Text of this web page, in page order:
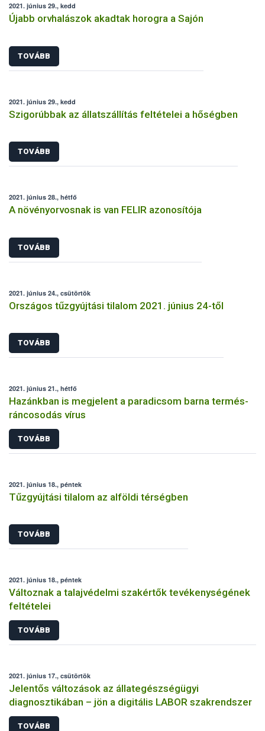
2021. június 29., kedd
Újabb orvhalászok akadtak horogra a Sajón
TOVÁBB
2021. június 29., kedd
Szigorúbbak az állatszállítás feltételei a hőségben
TOVÁBB
2021. június 28., hétfő
A növényorvosnak is van FELIR azonosítója
TOVÁBB
2021. június 24., csütörtök
Országos tűzgyújtási tilalom 2021. június 24-től
TOVÁBB
2021. június 21., hétfő
Hazánkban is megjelent a paradicsom barna termés-
ráncosodás vírus
TOVÁBB
2021. június 18., péntek
Tűzgyújtási tilalom az alföldi térségben
TOVÁBB
2021. június 18., péntek
Változnak a talajvédelmi szakértők tevékenységének
feltételei
TOVÁBB
2021. június 17., csütörtök
Jelentős változások az állategészségügyi
diagnosztikában – jön a digitális LABOR szakrendszer
TOVÁBB